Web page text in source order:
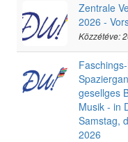
Zentrale
2026 -
Közzétéve:
gesellges
Musik - in
Samstag,
2026